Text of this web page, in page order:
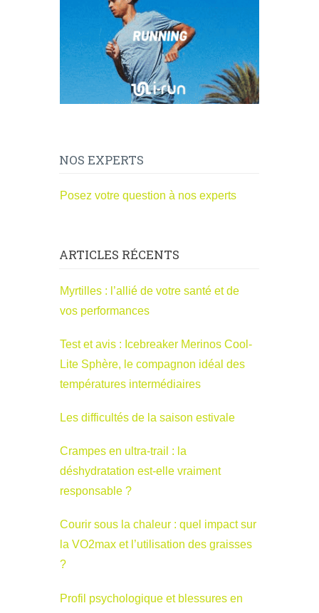
NOS EXPERTS
Posez votre question à nos experts
ARTICLES RÉCENTS
Myrtilles : l’allié de votre santé et de
vos performances
Test et avis : Icebreaker Merinos Cool-
Lite Sphère, le compagnon idéal des
températures intermédiaires
Les difficultés de la saison estivale
Crampes en ultra-trail : la
déshydratation est-elle vraiment
responsable ?
Courir sous la chaleur : quel impact sur
la VO2max et l’utilisation des graisses
?
Profil psychologique et blessures en